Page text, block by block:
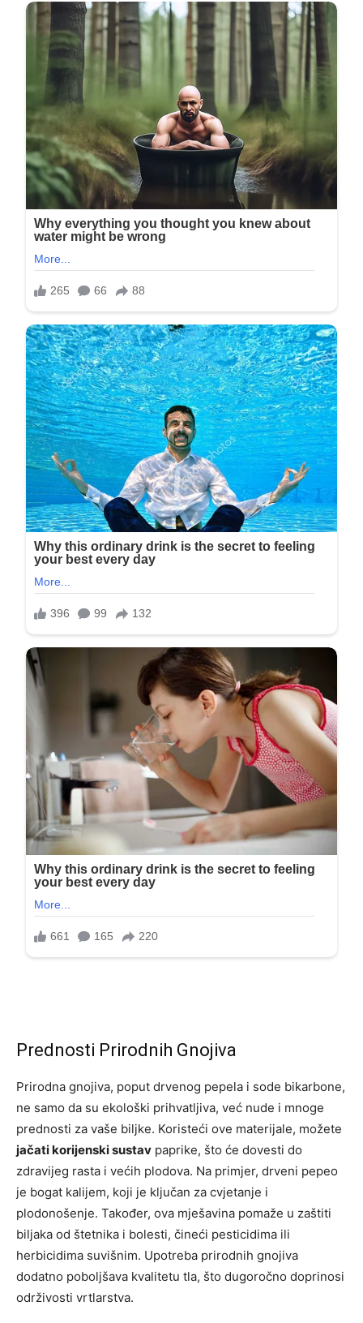
Prednosti Prirodnih Gnojiva
Prirodna gnojiva, poput drvenog pepela i sode bikarbone,
ne samo da su ekološki prihvatljiva, već nude i mnoge
prednosti za vaše biljke. Koristeći ove materijale, možete
jačati korijenski sustav paprike, što će dovesti do
zdravijeg rasta i većih plodova. Na primjer, drveni pepeo
je bogat kalijem, koji je ključan za cvjetanje i
plodonošenje. Također, ova mješavina pomaže u zaštiti
biljaka od štetnika i bolesti, čineći pesticidima ili
herbicidima suvišnim. Upotreba prirodnih gnojiva
dodatno poboljšava kvalitetu tla, što dugoročno doprinosi
održivosti vrtlarstva.